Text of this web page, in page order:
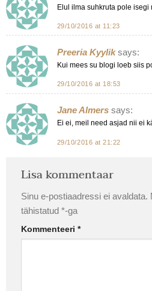
Elul ilma suhkruta pole isegi
29/10/2016 at 11:23
Preeria Kyylik says:
Kui mees su blogi loeb siis
29/10/2016 at 18:53
Jane Almers says:
Ei ei, meil need asjad nii ei
29/10/2016 at 21:22
Lisa kommentaar
Sinu e-postiaadressi ei avaldata.
tähistatud *-ga
Kommenteeri *